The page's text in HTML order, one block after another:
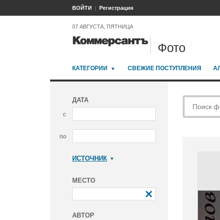
ВОЙТИ Регистрация
07 АВГУСТА, ПЯТНИЦА
Фото
КАТЕГОРИИ СВЕЖИЕ ПОСТУПЛЕНИЯ
ДАТА
с
по
ИСТОЧНИК
МЕСТО
АВТОР